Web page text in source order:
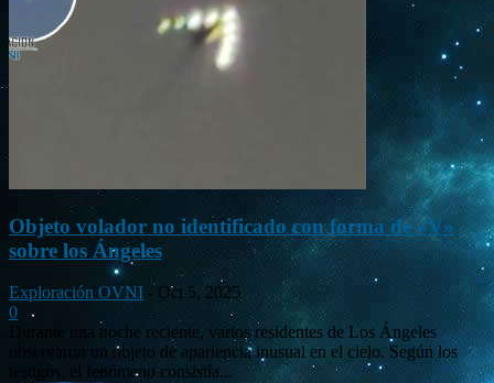
Objeto volador no identificado con forma de «V»
sobre los Ángeles
Exploración OVNI - Oct 5, 2025
0
Durante una noche reciente, varios residentes de Los Ángeles
observaron un objeto de apariencia inusual en el cielo. Según los
testigos, el fenómeno consistía...